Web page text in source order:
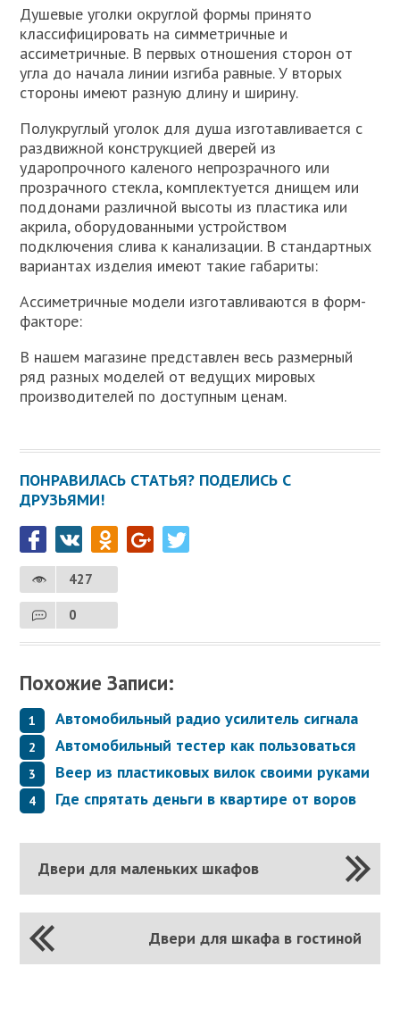
Душевые уголки округлой формы принято
классифицировать на симметричные и
ассиметричные. В первых отношения сторон от
угла до начала линии изгиба равные. У вторых
стороны имеют разную длину и ширину.
Полукруглый уголок для душа изготавливается с
раздвижной конструкцией дверей из
ударопрочного каленого непрозрачного или
прозрачного стекла, комплектуется днищем или
поддонами различной высоты из пластика или
акрила, оборудованными устройством
подключения слива к канализации. В стандартных
вариантах изделия имеют такие габариты:
Ассиметричные модели изготавливаются в форм-
факторе:
В нашем магазине представлен весь размерный
ряд разных моделей от ведущих мировых
производителей по доступным ценам.
ПОНРАВИЛАСЬ СТАТЬЯ? ПОДЕЛИСЬ С
ДРУЗЬЯМИ!
427
0
Похожие Записи:
Автомобильный радио усилитель сигнала
Автомобильный тестер как пользоваться
Веер из пластиковых вилок своими руками
Где спрятать деньги в квартире от воров
Двери для маленьких шкафов
Двери для шкафа в гостиной